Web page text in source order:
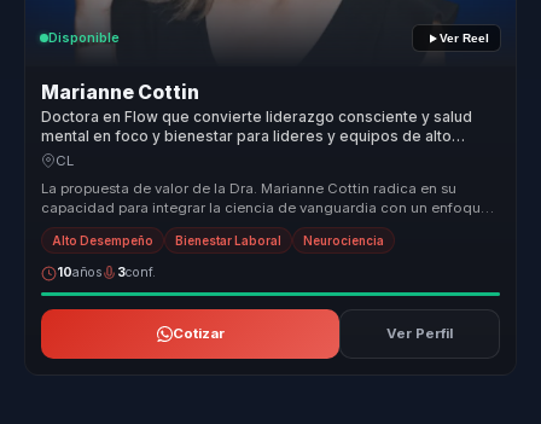
Disponible Ver Reel
Marianne Cottin
Doctora en Flow que convierte liderazgo consciente y salud
mental en foco y bienestar para lideres y equipos de alto
desempeno.
CL
La propuesta de valor de la Dra. Marianne Cottin radica en su
capacidad para integrar la ciencia de vanguardia con un enfoque
humano y em...
Alto Desempeño Bienestar Laboral Neurociencia
10años 3conf.
Cotizar Ver Perfil